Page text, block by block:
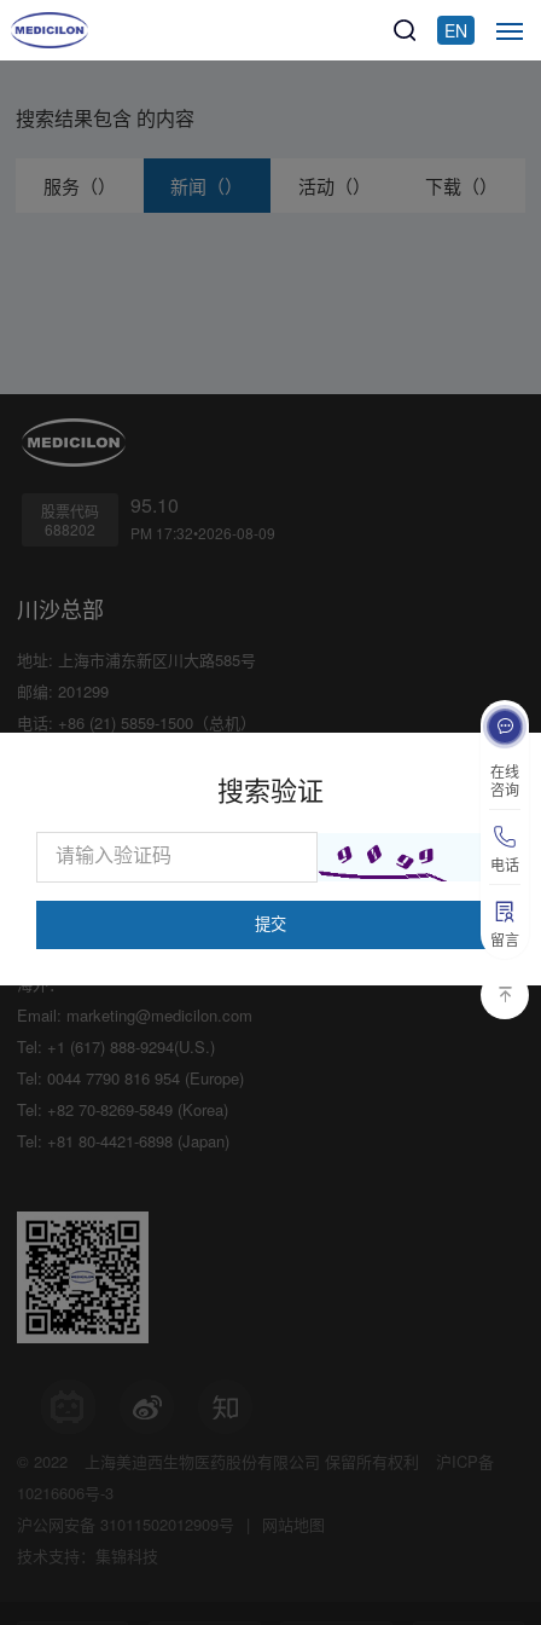
EN
在线
咨询
电话
留言
搜索结果包含 的内容
服务（） 新闻（） 活动（） 下载（）
股票代码
688202
95.10
PM 17:32•2026-08-09
川沙总部
地址: 上海市浦东新区川大路585号
邮编: 201299
电话: +86 (21) 5859-1500（总机）
中国：
Email:marketing@medicilon.com
（仅限服务咨询，其他事宜请拨打川沙总部电话）
海外：
Email: marketing@medicilon.com
Tel: +1 (617) 888-9294(U.S.)
Tel: 0044 7790 816 954 (Europe)
Tel: +82 70-8269-5849 (Korea)
Tel: +81 80-4421-6898 (Japan)
© 2022 上海美迪西生物医药股份有限公司 保留所有权利
沪ICP备
10216606号-3
沪公网安备 31011502012909号
|
网站地图
技术支持：集锦科技
×
搜索验证